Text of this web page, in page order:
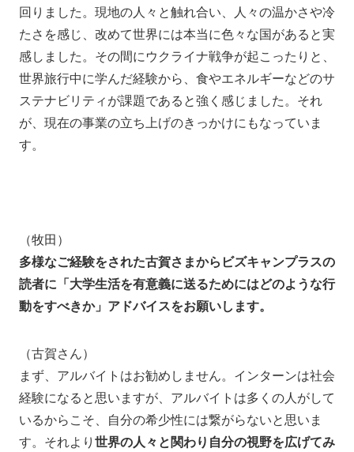
回りました。現地の人々と触れ合い、人々の温かさや冷
たさを感じ、改めて世界には本当に色々な国があると実
感しました。その間にウクライナ戦争が起こったりと、
世界旅行中に学んだ経験から、食やエネルギーなどのサ
ステナビリティが課題であると強く感じました。それ
が、現在の事業の立ち上げのきっかけにもなっていま
す。
（牧田）
多様なご経験をされた古賀さまからビズキャンプラスの
読者に「大学生活を有意義に送るためにはどのような行
動をすべきか」アドバイスをお願いします。
（古賀さん）
まず、アルバイトはお勧めしません。インターンは社会
経験になると思いますが、アルバイトは多くの人がして
いるからこそ、自分の希少性には繋がらないと思いま
す。それより世界の人々と関わり自分の視野を広げてみ